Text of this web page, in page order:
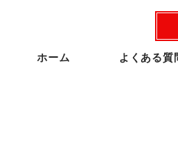
ホーム よくある質